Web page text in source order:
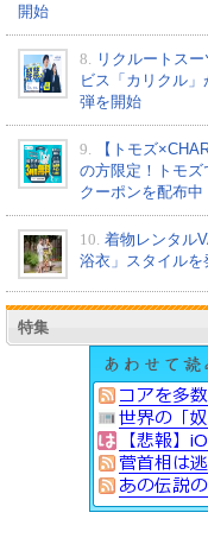
開始
8.
リクルートス
ビス「カリクル
弾を開始
9.
【トモズ
の方限定！トモ
クーポンを配布中
10. 着物レンタル
浴衣」スタイルを
特集